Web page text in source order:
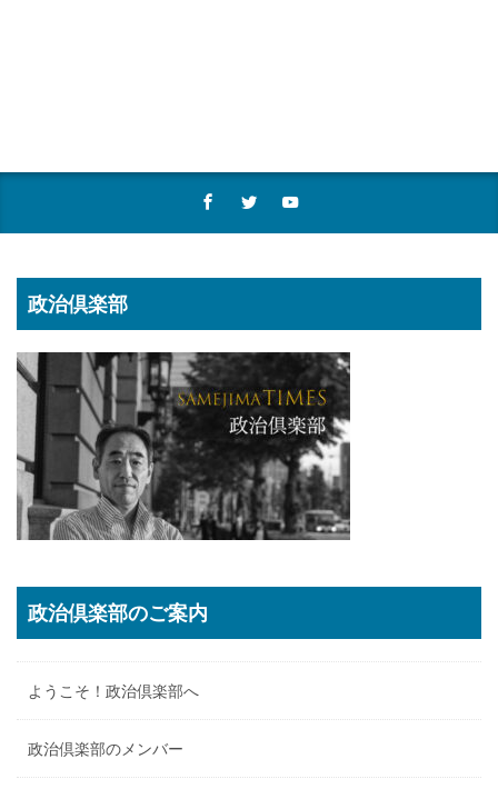
政治倶楽部
政治倶楽部のご案内
ようこそ！政治倶楽部へ
政治倶楽部のメンバー